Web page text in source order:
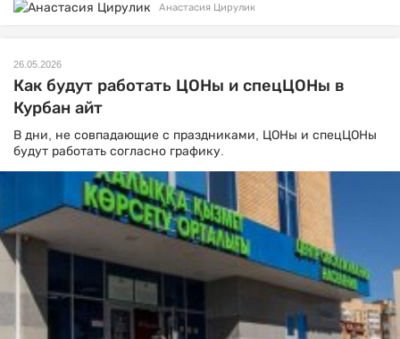
Анастасия Цирулик
26.05.2026
Как будут работать ЦОНы и спецЦОНы в
Курбан айт
В дни, не совпадающие с праздниками, ЦОНы и спецЦОНы
будут работать согласно графику.